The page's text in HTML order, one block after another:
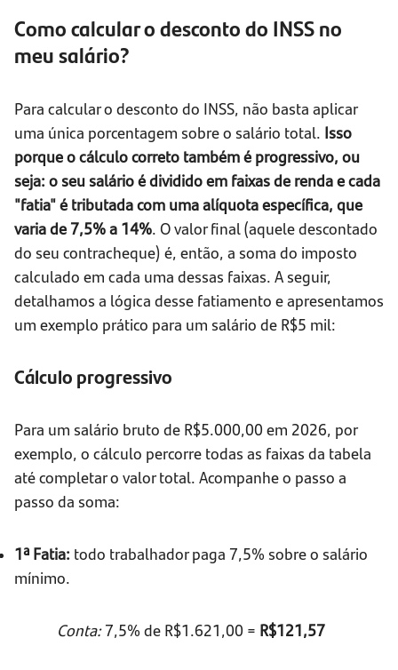
Como calcular o desconto do INSS no
meu salário?
Para calcular o desconto do INSS, não basta aplicar
uma única porcentagem sobre o salário total. Isso
porque o cálculo correto também é progressivo, ou
seja: o seu salário é dividido em faixas de renda e cada
"fatia" é tributada com uma alíquota específica, que
varia de 7,5% a 14%. O valor final (aquele descontado
do seu contracheque) é, então, a soma do imposto
calculado em cada uma dessas faixas. A seguir,
detalhamos a lógica desse fatiamento e apresentamos
um exemplo prático para um salário de R$5 mil:
Cálculo progressivo
Para um salário bruto de R$5.000,00 em 2026, por
exemplo, o cálculo percorre todas as faixas da tabela
até completar o valor total. Acompanhe o passo a
passo da soma:
1ª Fatia: todo trabalhador paga 7,5% sobre o salário
mínimo.
Conta:7,5% de R$1.621,00 = R$121,57